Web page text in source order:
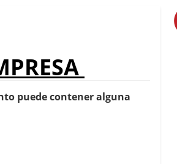
puede contener alguna